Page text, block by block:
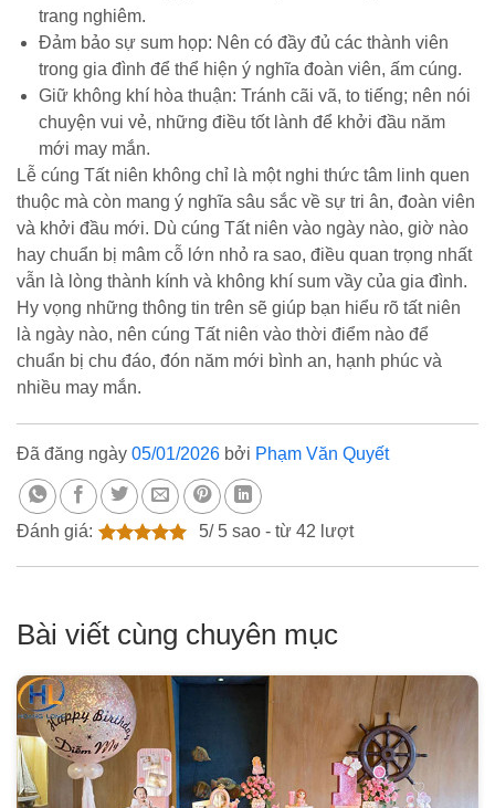
trang nghiêm.
Đảm bảo sự sum họp: Nên có đầy đủ các thành viên
trong gia đình để thể hiện ý nghĩa đoàn viên, ấm cúng.
Giữ không khí hòa thuận: Tránh cãi vã, to tiếng; nên nói
chuyện vui vẻ, những điều tốt lành để khởi đầu năm
mới may mắn.
Lễ cúng Tất niên không chỉ là một nghi thức tâm linh quen
thuộc mà còn mang ý nghĩa sâu sắc về sự tri ân, đoàn viên
và khởi đầu mới. Dù cúng Tất niên vào ngày nào, giờ nào
hay chuẩn bị mâm cỗ lớn nhỏ ra sao, điều quan trọng nhất
vẫn là lòng thành kính và không khí sum vầy của gia đình.
Hy vọng những thông tin trên sẽ giúp bạn hiểu rõ tất niên
là ngày nào, nên cúng Tất niên vào thời điểm nào để
chuẩn bị chu đáo, đón năm mới bình an, hạnh phúc và
nhiều may mắn.
Đã đăng ngày 05/01/2026 bởi Phạm Văn Quyết
Đánh giá: 5/ 5sao - từ 42 lượt
Bài viết cùng chuyên mục